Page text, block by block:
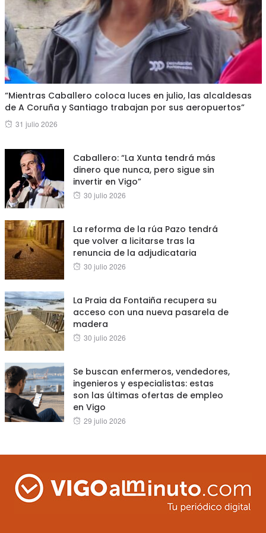
“Mientras Caballero coloca luces en julio, las alcaldesas
de A Coruña y Santiago trabajan por sus aeropuertos”
Posted
31 julio 2026
Caballero: “La Xunta tendrá más
dinero que nunca, pero sigue sin
invertir en Vigo”
Posted
30 julio 2026
La reforma de la rúa Pazo tendrá
que volver a licitarse tras la
renuncia de la adjudicataria
Posted
30 julio 2026
La Praia da Fontaiña recupera su
acceso con una nueva pasarela de
madera
Posted
30 julio 2026
Se buscan enfermeros, vendedores,
ingenieros y especialistas: estas
son las últimas ofertas de empleo
en Vigo
Posted
29 julio 2026